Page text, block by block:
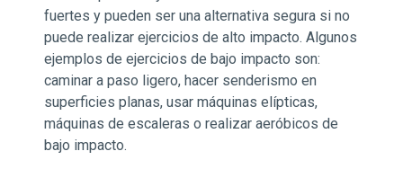
fuertes y pueden ser una alternativa segura si no
puede realizar ejercicios de alto impacto. Algunos
ejemplos de ejercicios de bajo impacto son:
caminar a paso ligero, hacer senderismo en
superficies planas, usar máquinas elípticas,
máquinas de escaleras o realizar aeróbicos de
bajo impacto.